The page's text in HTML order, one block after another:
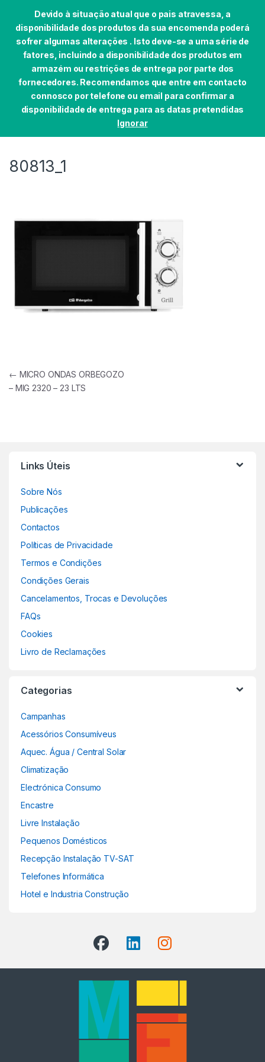
Devido à situação atual que o pais atravessa, a
disponibilidade dos produtos da sua encomenda poderá
sofrer algumas alterações . Isto deve-se a uma série de
fatores, incluindo a disponibilidade dos produtos em
armazém ou restrições de entrega por parte dos
fornecedores. Recomendamos que entre em contacto
connosco por telefone ou email para confirmar a
disponibilidade de entrega para as datas pretendidas
Ignorar
Skip to navigation
Skip to content
PEQUENOS DOMÉSTICOS COZINHA
80813_1
Navegação de artigos
← MICRO ONDAS ORBEGOZO
– MIG 2320 – 23 LTS
Links Úteis
Sobre Nós
Publicações
Contactos
Políticas de Privacidade
Termos e Condições
Condições Gerais
Cancelamentos, Trocas e Devoluções
FAQs
Cookies
Livro de Reclamações
Categorias
Campanhas
Acessórios Consumíveus
Aquec. Água / Central Solar
Climatização
Electrónica Consumo
Encastre
Livre Instalação
Pequenos Domésticos
Recepção Instalação TV-SAT
Telefones Informática
Hotel e Industria Construção